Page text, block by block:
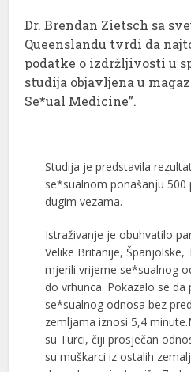
Dr. Brendan Zietsch sa
Queenslandu tvrdi da
podatke o izdržljivosti u
studija objavljena u
Se*ual Medicine”.
Studija je predstavila
se*sualnom ponašanju 500
dugim vezama.
Istraživanje je obuhvatilo
Velike Britanije, Španjolske,
mjerili vrijeme se*sualnog
do vrhunca. Pokazalo se
se*sualnog odnosa bez
zemljama iznosi 5,4
su Turci, čiji prosječan
su muškarci iz ostalih